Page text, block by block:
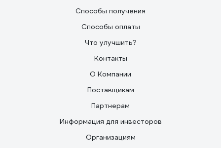
Способы получения
Способы оплаты
Что улучшить?
Контакты
О Компании
Поставщикам
Партнерам
Информация для инвесторов
Организациям